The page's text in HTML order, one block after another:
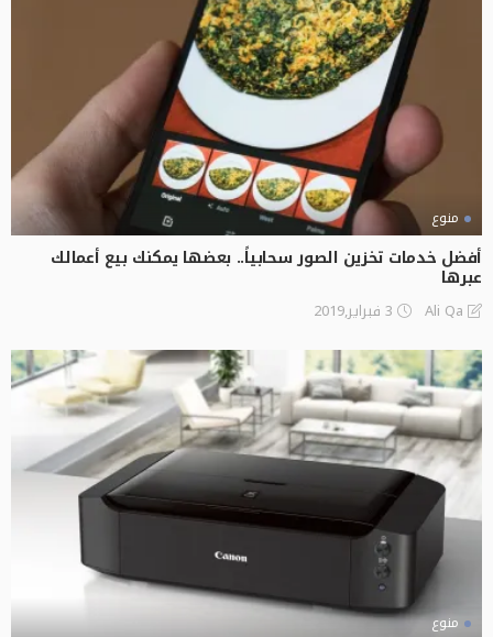
منوع
أفضل خدمات تخزين الصور سحابياً.. بعضها يمكنك بيع أعمالك
عبرها
Ali Qa 3 فبراير,2019
منوع